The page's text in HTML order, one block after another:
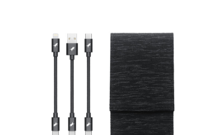
Forrige
Billede
Nimble PowerKnit-
rejsesæt
med
3 kabler